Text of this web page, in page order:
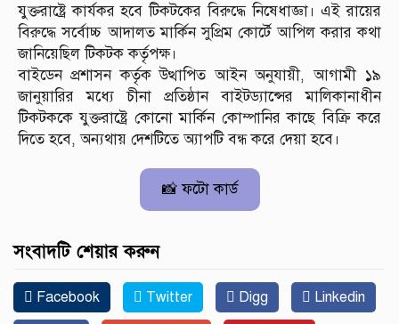
যুক্তরাষ্ট্রে কার্যকর হবে টিকটকের বিরুদ্ধে নিষেধাজ্ঞা। এই রায়ের
বিরুদ্ধে সর্বোচ্চ আদালত মার্কিন সুপ্রিম কোর্টে আপিল করার কথা
জানিয়েছিল টিকটক কর্তৃপক্ষ।
বাইডেন প্রশাসন কর্তৃক উত্থাপিত আইন অনুযায়ী, আগামী ১৯
জানুয়ারির মধ্যে চীনা প্রতিষ্ঠান বাইটড্যান্সের মালিকানাধীন
টিকটককে যুক্তরাষ্ট্রে কোনো মার্কিন কোম্পানির কাছে বিক্রি করে
দিতে হবে, অন্যথায় দেশটিতে অ্যাপটি বন্ধ করে দেয়া হবে।
📸 ফটো কার্ড
সংবাদটি শেয়ার করুন
Facebook Twitter Digg Linkedin